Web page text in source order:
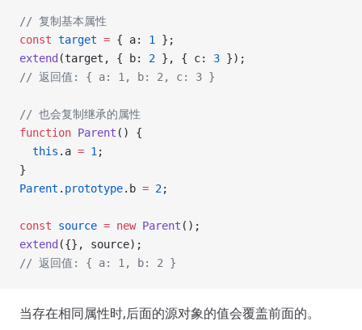
// 复制基本属性
const target = { a: 1
};
extend (target, { b: 2 }, { c: 3 });
// 返回值: { a: 1, b: 2, c: 3 }
// 也会复制继承的属性
function Parent () {
  this
.a = 1 ;
}
Parent . prototype.b = 2;
const source = new Parent ();
extend ({}, source);
// 返回值: { a: 1, b: 2 }
当存在相同属性时,后面的源对象的值会覆盖前面的。